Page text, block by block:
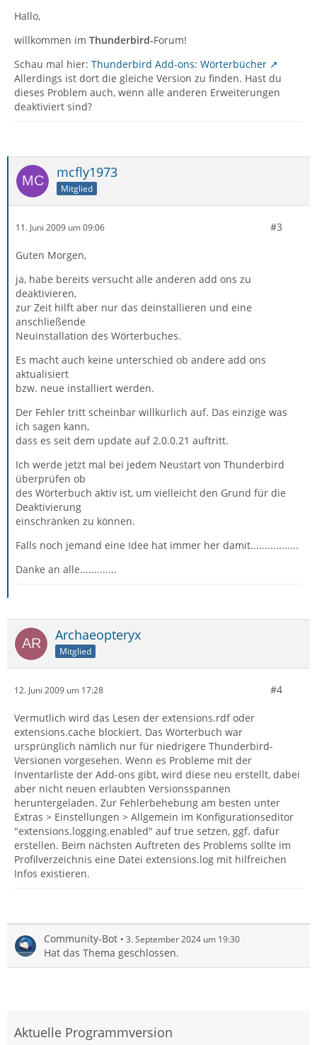
Hallo,
willkommen im Thunderbird-Forum!
Schau mal hier: Thunderbird Add-ons: Wörterbücher
Allerdings ist dort die gleiche Version zu finden. Hast du
dieses Problem auch, wenn alle anderen Erweiterungen
deaktiviert sind?
mcfly1973
Mitglied
11. Juni 2009 um 09:06 #3
Guten Morgen,
ja, habe bereits versucht alle anderen add ons zu
deaktivieren,
zur Zeit hilft aber nur das deinstallieren und eine
anschließende
Neuinstallation des Wörterbuches.
Es macht auch keine unterschied ob andere add ons
aktualisiert
bzw. neue installiert werden.
Der Fehler tritt scheinbar willkürlich auf. Das einzige was
ich sagen kann,
dass es seit dem update auf 2.0.0.21 auftritt.
Ich werde jetzt mal bei jedem Neustart von Thunderbird
überprüfen ob
des Wörterbuch aktiv ist, um vielleicht den Grund für die
Deaktivierung
einschränken zu können.
Falls noch jemand eine Idee hat immer her damit.................
Danke an alle.............
Archaeopteryx
Mitglied
12. Juni 2009 um 17:28 #4
Vermutlich wird das Lesen der extensions.rdf oder
extensions.cache blockiert. Das Wörterbuch war
ursprünglich nämlich nur für niedrigere Thunderbird-
Versionen vorgesehen. Wenn es Probleme mit der
Inventarliste der Add-ons gibt, wird diese neu erstellt, dabei
aber nicht neuen erlaubten Versionsspannen
heruntergeladen. Zur Fehlerbehebung am besten unter
Extras > Einstellungen > Allgemein im Konfigurationseditor
"extensions.logging.enabled" auf true setzen, ggf. dafür
erstellen. Beim nächsten Auftreten des Problems sollte im
Profilverzeichnis eine Datei extensions.log mit hilfreichen
Infos existieren.
Community-Bot 3. September 2024 um 19:30
Hat das Thema geschlossen.
Aktuelle Programmversion